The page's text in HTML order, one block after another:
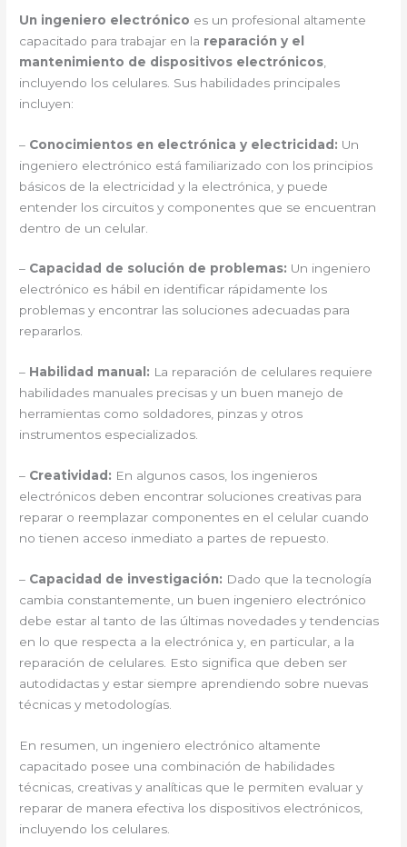
Un ingeniero electrónico es un profesional altamente
capacitado para trabajar en la reparación y el
mantenimiento de dispositivos electrónicos
incluyendo los celulares. Sus habilidades principales
incluyen:
– Conocimientos en electrónica y electricidad: Un
ingeniero electrónico está familiarizado con los principios
básicos de la electricidad y la electrónica, y puede
entender los circuitos y componentes que se encuentran
dentro de un celular.
– Capacidad de solución de problemas: Un ingeniero
electrónico es hábil en identificar rápidamente los
problemas y encontrar las soluciones adecuadas para
repararlos.
– Habilidad manual: La reparación de celulares requiere
habilidades manuales precisas y un buen manejo de
herramientas como soldadores, pinzas y otros
instrumentos especializados.
– Creatividad: En algunos casos, los ingenieros
electrónicos deben encontrar soluciones creativas para
reparar o reemplazar componentes en el celular cuando
no tienen acceso inmediato a partes de repuesto.
– Capacidad de investigación: Dado que la tecnología
cambia constantemente, un buen ingeniero electrónico
debe estar al tanto de las últimas novedades y tendencias
en lo que respecta a la electrónica y, en particular, a la
reparación de celulares. Esto significa que deben ser
autodidactas y estar siempre aprendiendo sobre nuevas
técnicas y metodologías.
En resumen, un ingeniero electrónico altamente
capacitado posee una combinación de habilidades
técnicas, creativas y analíticas que le permiten evaluar y
reparar de manera efectiva los dispositivos electrónicos,
incluyendo los celulares.